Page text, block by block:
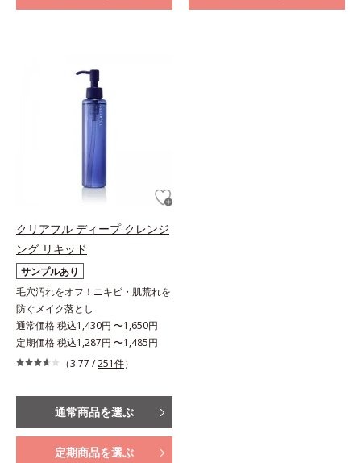
クリアフル ディープ クレンジ
ング リキッド
サンプルあり
毛穴汚れをオフ！ニキビ・肌荒れを
防ぐメイク落とし
通常価格 税込1,430円 〜1,650円
定期価格 税込1,287円 〜1,485円
（3.77 /251件）
通常商品を選ぶ
定期商品を選ぶ